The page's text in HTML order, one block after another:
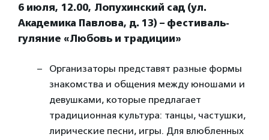
6 июля, 12.00, Лопухинский сад (ул.
Академика Павлова, д. 13) – фестиваль-
гуляние «Любовь и традиции»
Организаторы представят разные формы
знакомства и общения между юношами и
девушками, которые предлагает
традиционная культура: танцы, частушки,
лирические песни, игры. Для влюбленных